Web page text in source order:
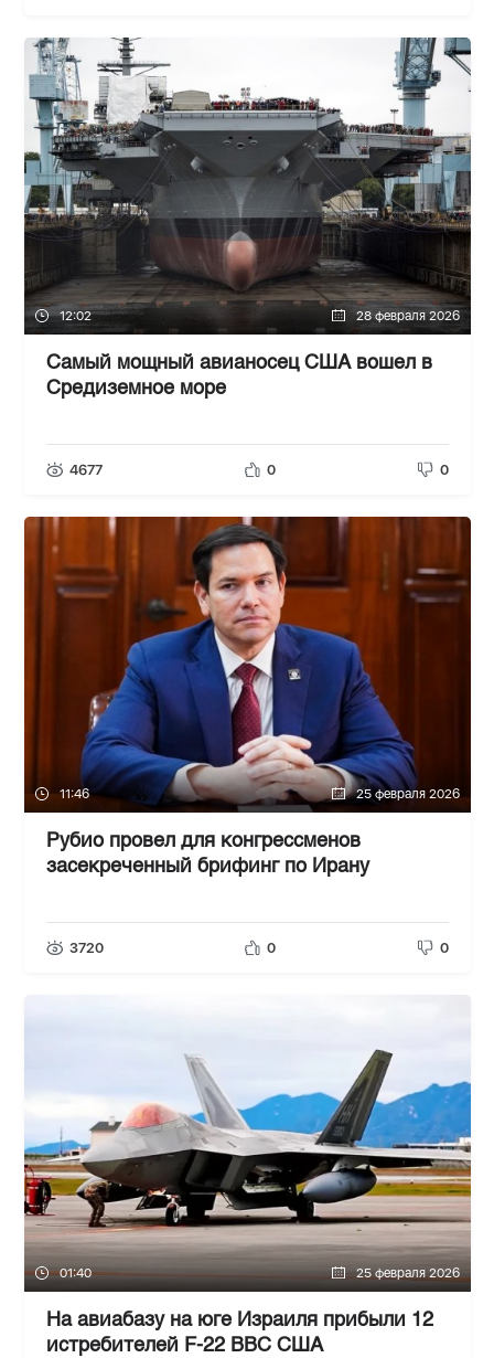
12:02 28 февраля 2026
Самый мощный авианосец США вошел в
Средиземное море
4677 0 0
11:46 25 февраля 2026
Рубио провел для конгрессменов
засекреченный брифинг по Ирану
3720 0 0
01:40 25 февраля 2026
На авиабазу на юге Израиля прибыли 12
истребителей F-22 ВВС США